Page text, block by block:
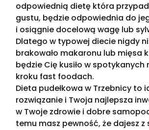
odpowiednią dietę która
gustu, będzie odpowiednia do
i osiągnie docelową wagę lub
Dlatego w typowej diecie nigdy
brakowało makaronu lub mięsa
będzie Cię kusiło w spotykanych
kroku fast foodach.
Dieta pudełkowa w Trzebnicy to
rozwiązanie i Twoja najlepsza
w Twoje zdrowie i dobre
temu masz pewność, że dajesz z